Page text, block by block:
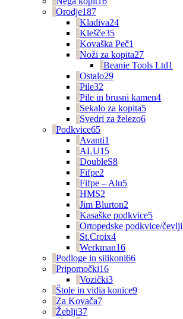
Orodje187
Kladiva24
Klešče35
Kovaška Peč1
Noži za kopita27
Beanie Tools Ltd1
Ostalo29
Pile32
Pile in brusni kamen4
Sekalo za kopita5
Svedri za železo6
Podkvice65
Avanti1
ALU15
DoubleS8
Fifpe2
Fifpe – Alu5
HMS2
Jim Blurton2
Kasaške podkvice5
Ortopedske podkvice/čevlji
St.Croix4
Werkman16
Podloge in silikoni66
Pripomočki16
Vozički3
Štole in vidia konice9
Za Kovača7
Žeblji37